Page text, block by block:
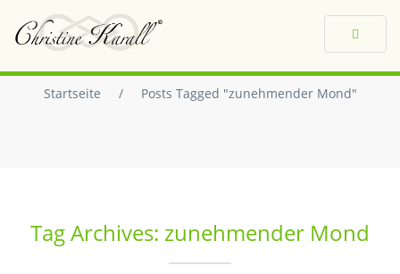
Toggle
Startseite / Posts Tagged "zunehmender Mond"
Tag Archives: zunehmender Mond